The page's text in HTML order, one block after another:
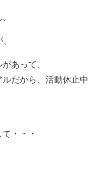
あって、
だから、活動休止中
・・・